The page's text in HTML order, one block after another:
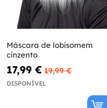
Máscara de lobisomem
cinzento
17,99 € 19,99 €
DISPONÍVEL